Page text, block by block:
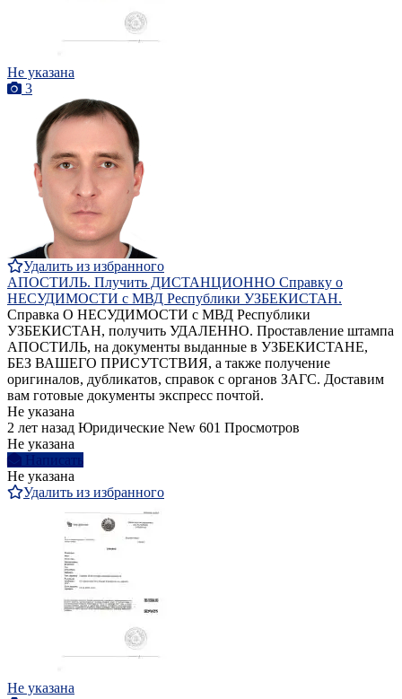
Не указана
3
Удалить из избранного
АПОСТИЛЬ. Плучить ДИСТАНЦИОННО Справку о
НЕСУДИМОСТИ с МВД Республики УЗБЕКИСТАН.
Справка О НЕСУДИМОСТИ с МВД Республики
УЗБЕКИСТАН, получить УДАЛЕННО. Проставление штампа
АПОСТИЛЬ, на документы выданные в УЗБЕКИСТАНЕ,
БЕЗ ВАШЕГО ПРИСУТСТВИЯ, а также получение
оригиналов, дубликатов, справок с органов ЗАГС. Доставим
вам готовые документы экспресс почтой.
Не указана
2 лет назад Юридические New 601 Просмотров
Не указана
Написать
Не указана
Удалить из избранного
Не указана